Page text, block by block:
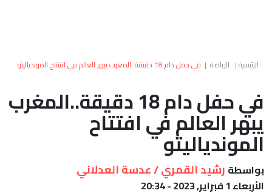
العالم
أعمدة
الصحراء
الرئيسية| الرياضة | في حفل دام 18 دقيقة..المغرب يبهر العالم في افتتاح الموندياليتو
في حفل دام 18 دقيقة..المغرب
يبهر العالم في افتتاح
الموندياليتو
بواسطة رشيد القمري / عدسة العدلاني
الأربعاء 1 فبراير, 2023 - 20:34